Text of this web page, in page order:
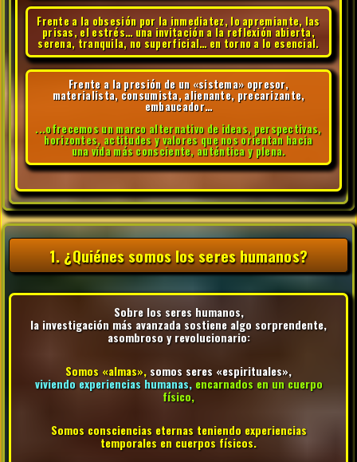
Frente a la obsesión por la inmediatez, lo apremiante, las
prisas, el estrés… una invitación a la reflexión abierta,
serena, tranquila, no superficial… en torno a lo esencial.
Frente a la presión de un «sistema» opresor,
materialista, consumista, alienante, precarizante,
embaucador…
...ofrecemos un marco alternativo de ideas, perspectivas,
horizontes, actitudes y valores que nos orientan hacia
una vida más consciente, auténtica y plena.
1. ¿Quiénes somos los seres humanos?
Sobre los seres humanos,
la investigación más avanzada sostiene algo sorprendente,
asombroso y revolucionario:
Somos «almas», somos seres «espirituales»,
viviendo experiencias humanas, encarnados en un cuerpo
físico,
Somos consciencias eternas teniendo experiencias
temporales en cuerpos físicos.